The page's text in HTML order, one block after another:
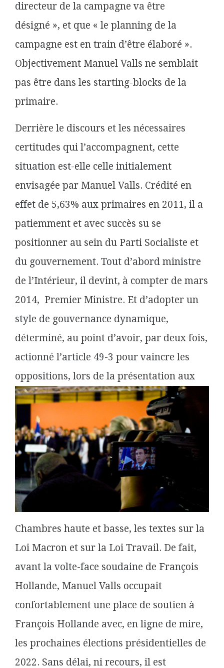
directeur de la campagne va être
désigné », et que « le planning de la
campagne est en train d’être élaboré ».
Objectivement Manuel Valls ne semblait
pas être dans les starting-blocks de la
primaire.
Derrière le discours et les nécessaires
certitudes qui l’accompagnent, cette
situation est-elle celle initialement
envisagée par Manuel Valls. Crédité en
effet de 5,63% aux primaires en 2011, il a
patiemment et avec succès su se
positionner au sein du Parti Socialiste et
du gouvernement. Tout d’abord ministre
de l’Intérieur, il devint, à compter de mars
2014, Premier Ministre. Et d’adopter un
style de gouvernance dynamique,
déterminé, au point d’avoir, par deux fois,
actionné l’article 49-3 pour vaincre les
oppositions, lors de la présentation aux
Chambres haute et basse, les textes sur la
Loi Macron et sur la Loi Travail. De fait,
avant la volte-face soudaine de François
Hollande, Manuel Valls occupait
confortablement une place de soutien à
François Hollande avec, en ligne de mire,
les prochaines élections présidentielles de
2022. Sans délai, ni recours, il est